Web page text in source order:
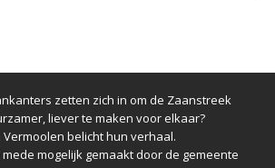
zetten zich in om de Zaanstreek
liever te maken voor elkaar?
belicht hun verhaal.
mogelijk gemaakt door de gemeente